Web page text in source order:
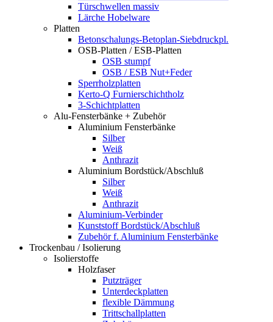
Türschwellen massiv
Lärche Hobelware
Platten
Betonschalungs-Betoplan-Siebdruckpl.
OSB-Platten / ESB-Platten
OSB stumpf
OSB / ESB Nut+Feder
Sperrholzplatten
Kerto-Q Furnierschichtholz
3-Schichtplatten
Alu-Fensterbänke + Zubehör
Aluminium Fensterbänke
Silber
Weiß
Anthrazit
Aluminium Bordstück/Abschluß
Silber
Weiß
Anthrazit
Aluminium-Verbinder
Kunststoff Bordstück/Abschluß
Zubehör f. Aluminium Fensterbänke
Trockenbau / Isolierung
Isolierstoffe
Holzfaser
Putzträger
Unterdeckplatten
flexible Dämmung
Trittschallplatten